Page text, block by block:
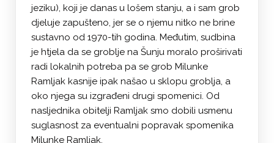
jeziku), koji je danas u lošem stanju, a i sam grob
djeluje zapušteno, jer se o njemu nitko ne brine
sustavno od 1970-tih godina. Međutim, sudbina
je htjela da se groblje na Šunju moralo proširivati
radi lokalnih potreba pa se grob Milunke
Ramljak kasnije ipak našao u sklopu groblja, a
oko njega su izgrađeni drugi spomenici. Od
nasljednika obitelji Ramljak smo dobili usmenu
suglasnost za eventualni popravak spomenika
Milunke Ramljak.